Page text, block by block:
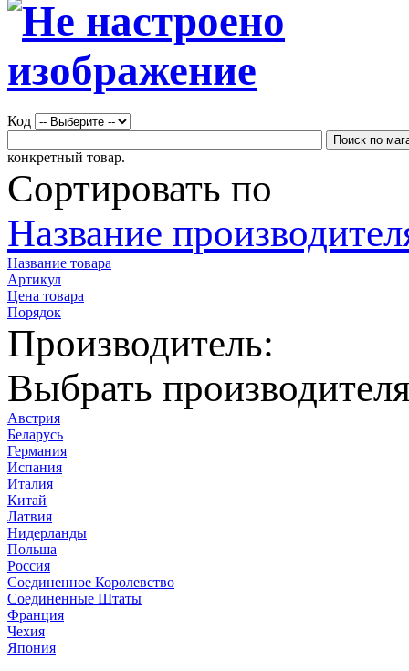
Код
конкретный товар.
Сортировать по
Название
Название товара
Артикул
Цена товара
Порядок
Производитель:
Выбрать
Австрия
Беларусь
Германия
Испания
Италия
Китай
Латвия
Нидерланды
Польша
Россия
Соединенное Королевство
Соединенные Штаты
Франция
Чехия
Япония